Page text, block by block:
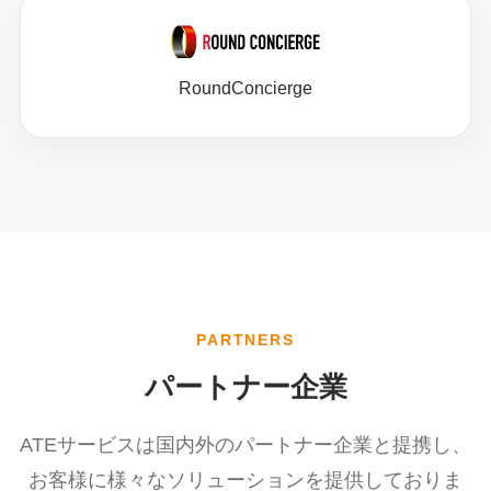
RoundConcierge
PARTNERS
パートナー企業
ATEサービスは国内外のパートナー企業と提携し、
お客様に様々なソリューションを提供しておりま